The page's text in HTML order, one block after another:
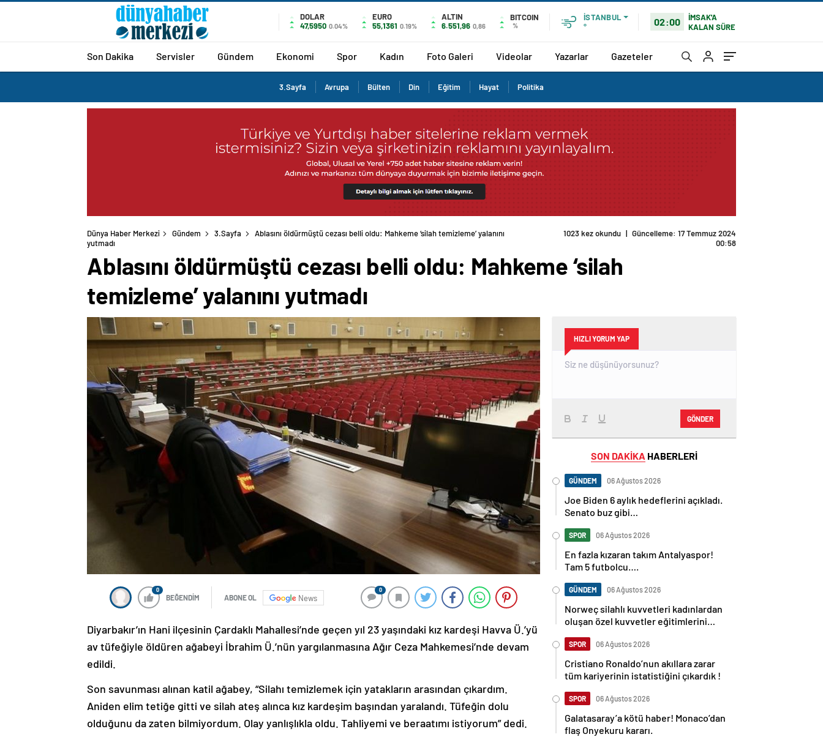
DOLAR
47,5950 0.04%
EURO
55,1361 0.19%
ALTIN
6.551,96 0,86
BITCOIN
%
İSTANBUL
°
02:00
İMSAK'A
KALAN SÜRE
Son Dakika Servisler Gündem Ekonomi Spor Kadın Foto Galeri Videolar Yazarlar Gazeteler
3.Sayfa Avrupa Bülten Din Eğitim Hayat Politika
Dünya Haber Merkezi Gündem 3.Sayfa
Ablasını öldürmüştü cezası belli oldu: Mahkeme ‘silah temizleme’ yalanını
yutmadı
1023 kez okundu | Güncelleme: 17 Temmuz 2024
00:58
Ablasını öldürmüştü cezası belli oldu: Mahkeme ‘silah
temizleme’ yalanını yutmadı
0
BEĞENDİM ABONE OL News
0
Diyarbakır’ın Hani ilçesinin Çardaklı Mahallesi’nde geçen yıl 23 yaşındaki kız kardeşi Havva Ü.’yü
av tüfeğiyle öldüren ağabeyi İbrahim Ü.’nün yargılanmasına Ağır Ceza Mahkemesi’nde devam
edildi.
Son savunması alınan katil ağabey, “Silahı temizlemek için yatakların arasından çıkardım.
Aniden elim tetiğe gitti ve silah ateş alınca kız kardeşim başından yaralandı. Tüfeğin dolu
olduğunu da zaten bilmiyordum. Olay yanlışlıkla oldu. Tahliyemi ve beraatımı istiyorum” dedi.
HIZLI YORUM YAP
GÖNDER
SON DAKİKA HABERLERİ
GÜNDEM 06 Ağustos 2026
Joe Biden 6 aylık hedeflerini açıkladı.
Senato buz gibi…
SPOR 06 Ağustos 2026
En fazla kızaran takım Antalyaspor!
Tam 5 futbolcu….
GÜNDEM 06 Ağustos 2026
Norweç silahlı kuvvetleri kadınlardan
oluşan özel kuvvetler eğitimlerini
SPOR 06 Ağustos 2026
Cristiano Ronaldo’nun akıllara zarar
tüm kariyerinin istatistiğini çıkardık !
SPOR 06 Ağustos 2026
Galatasaray’a kötü haber! Monaco’dan
flaş Onyekuru kararı.